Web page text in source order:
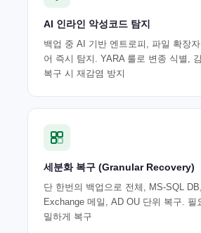
AI 인라인 악성코드 탐지
백업 중 AI 기반 엔트로피, 파일 확장
어 즉시 탐지. YARA 룰로 변종 식별,
복구 시 재감염 방지
세분화 복구 (Granular Recovery)
단 한번의 백업으로 전체, MS-SQL
Exchange 메일, AD OU 단위 복구. 필
밀하게 복구